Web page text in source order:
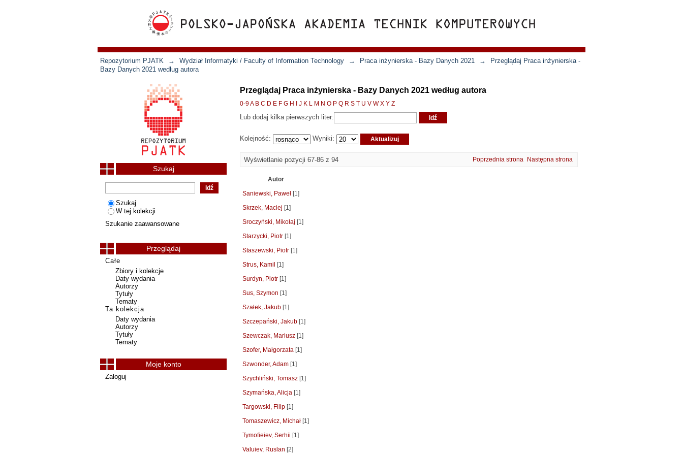
Repozytorium PJATK → Wydział Informatyki / Faculty of Information Technology → Praca inżynierska - Bazy Danych 2021 →
Przeglądaj Praca inżynierska -
Bazy Danych 2021 według autora
Przeglądaj Praca inżynierska - Bazy Danych 2021 według autora
0-9A B C D E F G H J K L M N O P Q R S T U V W X Y Z
Lub dodaj kilka pierwszych liter:
Kolejność: Wyniki:
Wyświetlanie pozycji 67-86 z 94 Poprzednia strona Następna strona
Autor
Saniewski, Paweł [1]
Skrzek, Maciej [1]
Sroczyński, Mikołaj [1]
Starzycki, Piotr [1]
Staszewski, Piotr [1]
Strus, Kamil
[1]
Surdyn, Piotr [1]
Sus, Szymon [1]
Szałek, Jakub [1]
Szczepański, Jakub [1]
Szewczak, Mariusz [1]
Szofer, Małgorzata [1]
Szwonder, Adam [1]
Szychliński, Tomasz [1]
Szymańska, Alicja [1]
Targowski, Filip [1]
Tomaszewicz, Michał [1]
Tymofieiev, Serhii [1]
Valuiev, Ruslan [2]
Szukaj
Szukaj
W tej kolekcji
Szukanie zaawansowane
Przeglądaj
Całe
Zbiory i kolekcje
Daty wydania
Autorzy
Tytuły
Tematy
Ta kolekcja
Daty wydania
Autorzy
Tytuły
Tematy
Moje konto
Zaloguj